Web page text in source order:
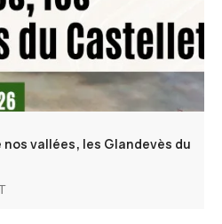
vallées, les Glandevès du